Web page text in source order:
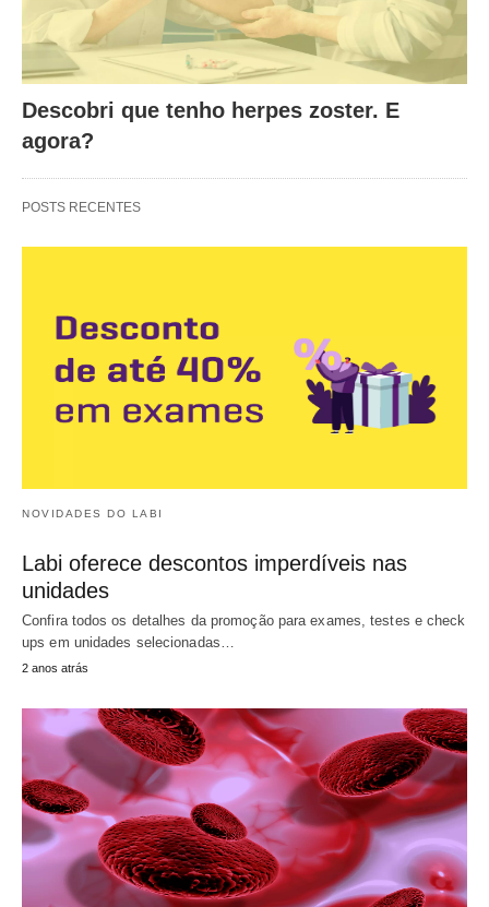
Descobri que tenho herpes zoster. E
agora?
POSTS RECENTES
NOVIDADES DO LABI
Labi oferece descontos imperdíveis nas
unidades
Confira todos os detalhes da promoção para exames, testes e check
ups em unidades selecionadas…
2 anos atrás